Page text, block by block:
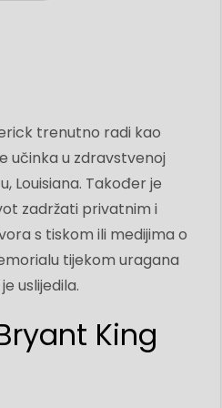
trenutno radi kao
učinka u zdravstvenoj
Louisiana. Također je
zadržati privatnim i
s tiskom ili medijima o
tijekom uragana
uslijedila.
King